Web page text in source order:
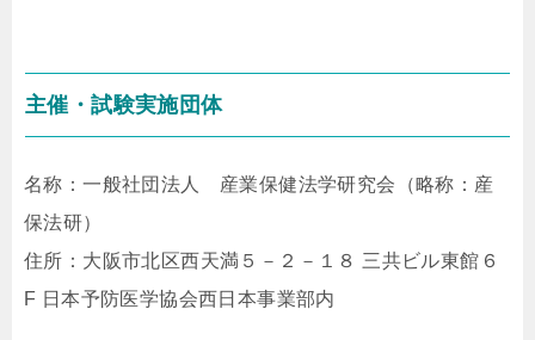
主催・試験実施団体
名称：一般社団法人 産業保健法学研究会（略称：産
保法研）
住所：大阪市北区西天満５－２－１８ 三共ビル東館６
F 日本予防医学協会西日本事業部内